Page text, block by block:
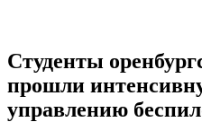
Студенты
прошли
управлению